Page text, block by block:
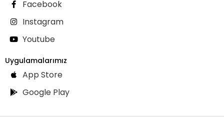
Facebook
Instagram
Youtube
Uygulamalarımız
App Store
Google Play